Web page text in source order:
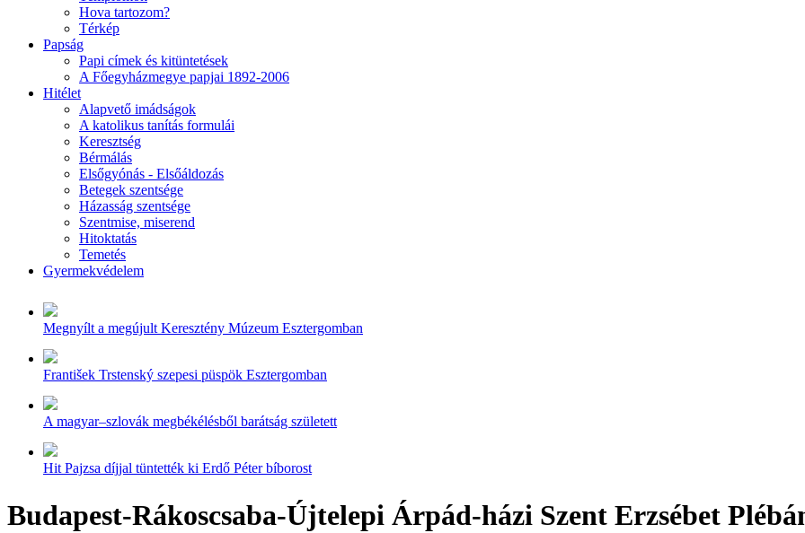
Hova tartozom?
Térkép
Papság
Papi címek és kitüntetések
A Főegyházmegye papjai 1892-2006
Hitélet
Alapvető imádságok
A katolikus tanítás formulái
Keresztség
Bérmálás
Elsőgyónás - Elsőáldozás
Betegek szentsége
Házasság szentsége
Szentmise, miserend
Hitoktatás
Temetés
Gyermekvédelem
Megnyílt a megújult Keresztény Múzeum Esztergomban
František Trstenský szepesi püspök Esztergomban
A magyar–szlovák megbékélésből barátság született
Hit Pajzsa díjjal tüntették ki Erdő Péter bíborost
Budapest-Rákoscsaba-Újtelepi Árpád-házi Szent Erzsébet